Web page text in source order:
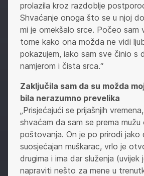
prolazila kroz razdoblje
Shvaćanje onoga što se u njoj
mi je omekšalo srce. Počeo sam
tome kako ona možda ne vidi
pokazujem, iako sam sve činio s
namjerom i čista srca.“
Zaključila sam da su možda
bila nerazumno prevelika
„Prisjećajući se prijašnjih
shvaćam da sam se prema
poštovanja. On je po prirodi jako
suosjećajan muškarac, vrlo je
drugima i ima dar služenja (uvijek
napraviti nešto za mene u